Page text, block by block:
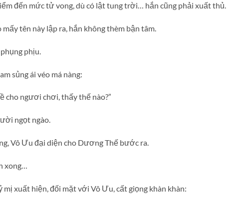
đến mức tử vong, dù có lật tung trời… hắn cũng phải xuất thủ.
tên này lập ra, hắn không thèm bận tâm.
phịu.
sủng ái véo má nàng:
cho ngươi chơi, thấy thế nào?”
ngọt ngào.
Vô Ưu đại diện cho Dương Thế bước ra.
xong…
xuất hiện, đối mặt với Vô Ưu, cất giọng khàn khàn: